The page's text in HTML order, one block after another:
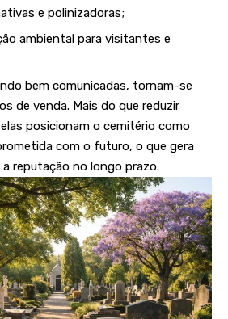
e polinizadoras;
ambiental para visitantes e
bem comunicadas, tornam-se
de venda. Mais do que reduzir
posicionam o cemitério como
com o futuro, o que gera
reputação no longo prazo.